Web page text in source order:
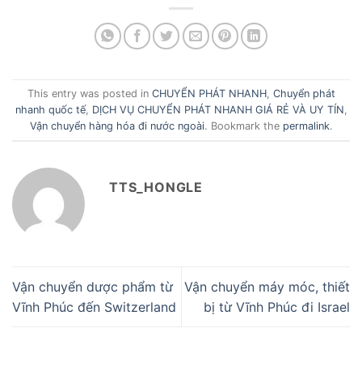
This entry was posted in CHUYỂN PHÁT NHANH, Chuyển phát
nhanh quốc tế, DỊCH VỤ CHUYỂN PHÁT NHANH GIÁ RẺ VÀ UY TÍN
Vận chuyển hàng hóa đi nước ngoài. Bookmark the permalink.
TTS_HONGLE
Vận chuyển dược phẩm từ
Vĩnh Phúc đến Switzerland
Vận chuyển máy móc, thiết
bị từ Vĩnh Phúc đi Israel